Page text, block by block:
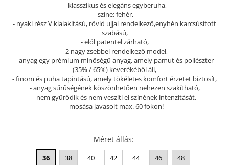
Férfi csukott papucs - Leon
Női nyitott papucs - Leon
Férfi nyitott papucs
NYÁRI NŐI LÁBBELI KOLLEKCIÓ
NYARI FÉRFI LÁBBELI KOLLEKCIÓ
GYEREK SZANDÁL ÉS PAPUCS
- klasszikus és elegáns egyberuha,
- színe: fehér,
- nyaki rész V kialakítású, rövid ujjal rendelkező,enyhén karcsúsított
szabású,
- elől patentel zárható,
- 2 nagy zsebbel rendelkező model,
​​​​- anyag egy prémium minőségű anyag, amely pamut és poliészter
(35% / 65%) keverékéből áll,
- finom és puha tapintású, amely tökéletes komfort érzetet biztosít,
- anyag sűrűségének köszönhetően nehezen szakítható,
- nem gyűrődik és nem veszíti el színének intenzitását,
- mosása javasolt max. 60 fokon!
Méret állás:
36 38 40 42 44 46 48